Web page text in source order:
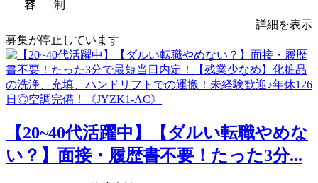
容
制
詳細を表示
募集が停止しています
【20~40代活躍中】【ダルい転職やめな
い？】面接・履歴書不要！たった3分...